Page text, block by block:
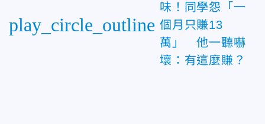
play_circle_outline
味！同學怨「一
個月只賺13
萬」 他一聽嚇
壞：有這麼賺？